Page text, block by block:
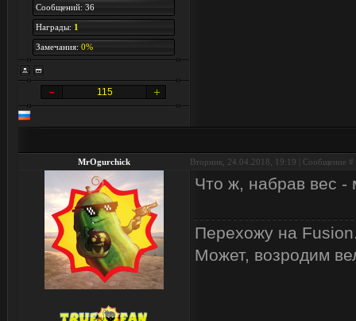
Сообщений: 36
Награды: 1
Замечания: 0%
115
MrOgurchick Вторник, 24.04.2018, 19:19 | Сообщение #
Что ж, набрав вес -
Перехожу на
Может, возродим